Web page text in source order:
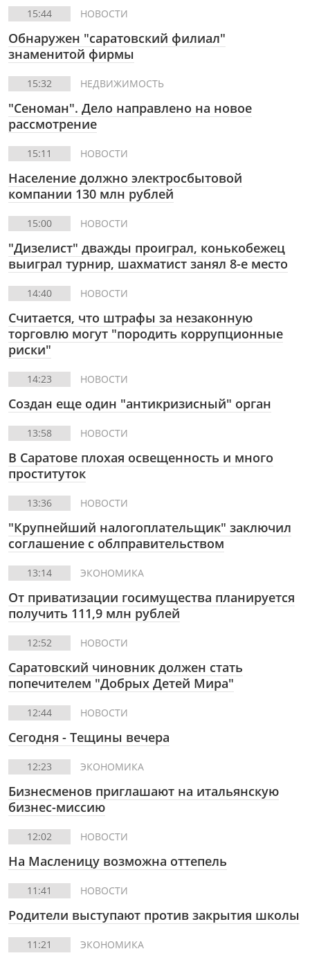
15:44 НОВОСТИ
Обнаружен "саратовский филиал"
знаменитой фирмы
15:32 НЕДВИЖИМОСТЬ
"Сеноман". Дело направлено на новое
рассмотрение
15:11 НОВОСТИ
Население должно электросбытовой
компании 130 млн рублей
15:00 НОВОСТИ
"Дизелист" дважды проиграл, конькобежец
выиграл турнир, шахматист занял 8-е место
14:40 НОВОСТИ
Считается, что штрафы за незаконную
торговлю могут "породить коррупционные
риски"
14:23 НОВОСТИ
Создан еще один "антикризисный" орган
13:58 НОВОСТИ
В Саратове плохая освещенность и много
проституток
13:36 НОВОСТИ
"Крупнейший налогоплательщик" заключил
соглашение с облправительством
13:14 ЭКОНОМИКА
От приватизации госимущества планируется
получить 111,9 млн рублей
12:52 НОВОСТИ
Саратовский чиновник должен стать
попечителем "Добрых Детей Мира"
12:44 НОВОСТИ
Сегодня - Тещины вечера
12:23 ЭКОНОМИКА
Бизнесменов приглашают на итальянскую
бизнес-миссию
12:02 НОВОСТИ
На Масленицу возможна оттепель
11:41 НОВОСТИ
Родители выступают против закрытия школы
11:21 ЭКОНОМИКА